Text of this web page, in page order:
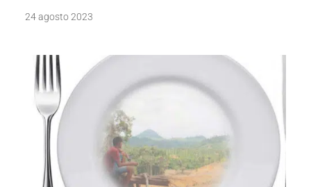
24 agosto 2023